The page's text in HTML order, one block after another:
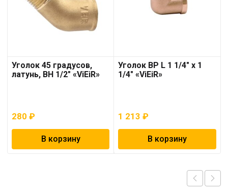
Уголок 45 градусов,
латунь, ВН 1/2″ «ViEiR»
280 ₽
В корзину
Уголок ВР L 1 1/4″ х 1
1/4″ «ViEiR»
1 213₽
В корзину